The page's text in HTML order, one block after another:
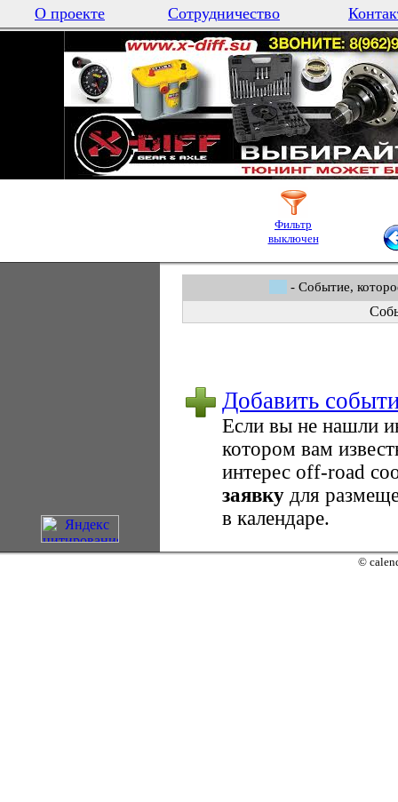
О проекте Сотрудничество
Фильтр
выключен
- Событие,
Добавить
Если вы не нашли
котором вам
интерес оff-road
заявку для
в календаре.
©